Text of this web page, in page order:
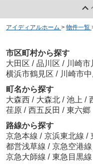
アイディアルホーム > 物件一覧
市区町村から探す
大田区 / 品川区 / 川崎市
横浜市鶴見区 / 川崎市
町名から探す
大森西 / 大森北 / 池上 /
荏原 / 西五反田 / 東六郷
路線から探す
京急本線 / 京浜東北線 /
都営浅草線 / 京急空港線
京急大師線 / 東急目黒線